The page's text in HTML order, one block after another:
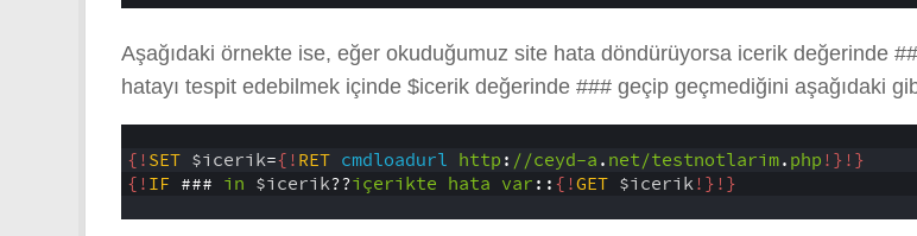
Aşağıdaki örnekte ise, eğer okuduğumuz site hata döndürüyorsa icerik değerinde
hatayı tespit edebilmek içinde $icerik değerinde ### geçip geçmediğini aşağıdaki
{!SET $icerik={!RET cmdloadurl http: //ceyd-a.net/testnotlarim.php!}!}
{!IF ### in $icerik??içerikte hata var::{!GET $icerik!}!}